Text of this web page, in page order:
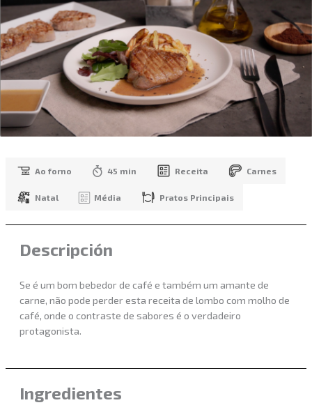
Ao forno 45 min Receita Carnes
Natal Média Pratos Principais
Descripción
Se é um bom bebedor de café e também um amante de
carne, não pode perder esta receita de lombo com molho de
café, onde o contraste de sabores é o verdadeiro
protagonista.
Ingredientes